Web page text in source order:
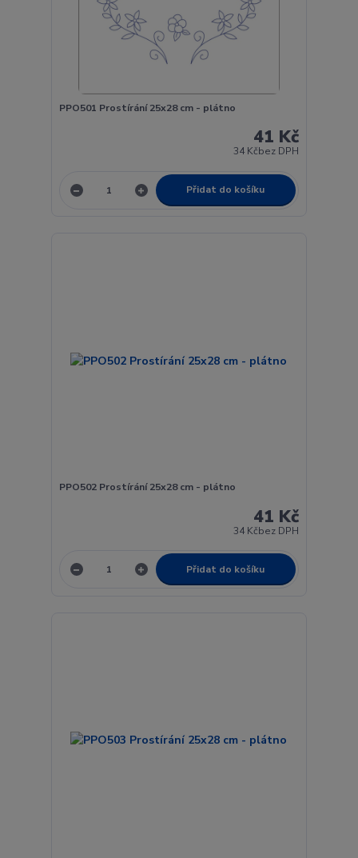
PPO501 Prostírání 25x28 cm - plátno
41 Kč
34 Kčbez DPH
Přidat do košíku
PPO502 Prostírání 25x28 cm - plátno
41 Kč
34 Kčbez DPH
Přidat do košíku